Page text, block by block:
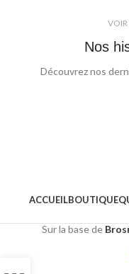
VOIR
Nos
Découvrez nos
ACCUEILBOUTIQUE
Sur la base de